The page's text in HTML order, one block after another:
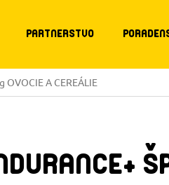
PARTNERSTVO
OVOCIE A CEREÁLIE